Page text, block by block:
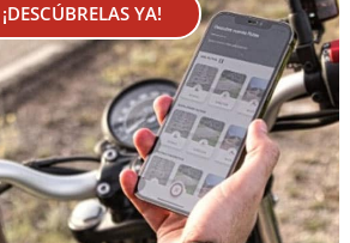
¡DESCÚBRELAS YA!